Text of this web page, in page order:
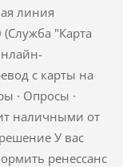
линия
(Служба "Карта
с карты на
· Опросы ·
наличными от
У вас
ренессанс